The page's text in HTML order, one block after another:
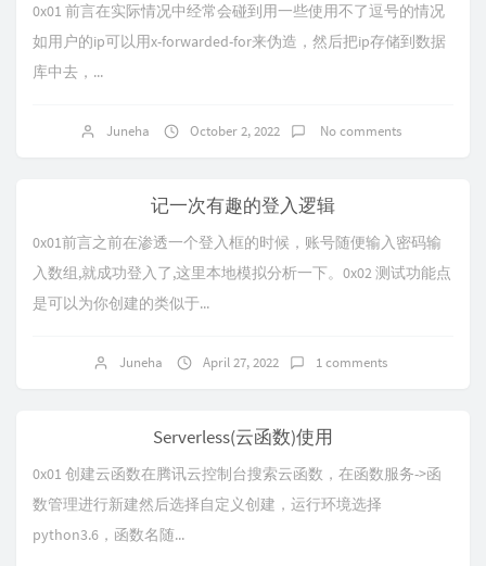
0x01 前言在实际情况中经常会碰到用一些使用不了逗号的情况
如用户的ip可以用x-forwarded-for来伪造，然后把ip存储到数据
库中去，...
Juneha October 2, 2022 No comments
记一次有趣的登入逻辑
0x01前言之前在渗透一个登入框的时候，账号随便输入密码输
入数组,就成功登入了,这里本地模拟分析一下。0x02 测试功能点
是可以为你创建的类似于...
Juneha April 27, 2022 1 comments
Serverless(云函数)使用
0x01 创建云函数在腾讯云控制台搜索云函数，在函数服务->函
数管理进行新建​然后选择自定义创建，运行环境选择
python3.6，函数名随...